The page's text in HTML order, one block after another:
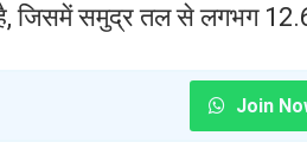
है, जिसमें समुद्र तल से लगभग
Join